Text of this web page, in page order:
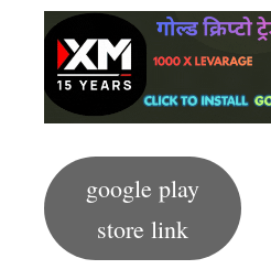
content
google play
store link